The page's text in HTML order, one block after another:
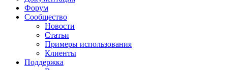
Форум
Сообщество
Новости
Статьи
Примеры использования
Клиенты
Поддержка